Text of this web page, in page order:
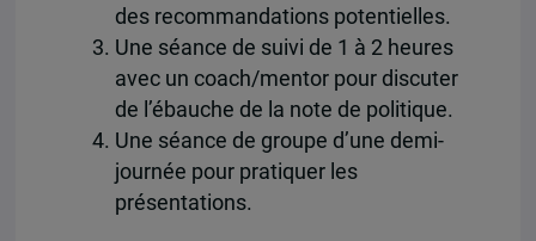
des recommandations potentielles.
Une séance de suivi de 1 à 2 heures
avec un coach/mentor pour discuter
de l’ébauche de la note de politique.
Une séance de groupe d’une demi-
journée pour pratiquer les
présentations.